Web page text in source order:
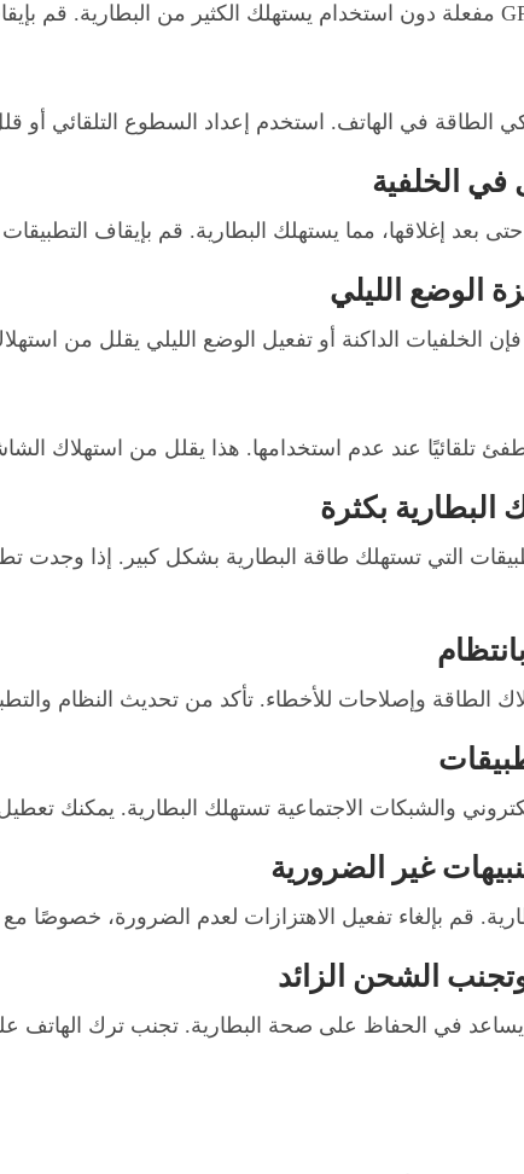
الطاقة في الهاتف. استخدم إعداد السطوع التلقائي أو
بعد إغلاقها، مما يستهلك البطارية. قم بإيقاف
تلقائيًا عند عدم استخدامها. هذا يقلل من استهلاك
التي تستهلك طاقة البطارية بشكل كبير. إذا وجدت
الطاقة وإصلاحات للأخطاء. تأكد من تحديث النظام
والشبكات الاجتماعية تستهلك البطارية. يمكنك
قم بإلغاء تفعيل الاهتزازات لعدم الضرورة، خصوصًا مع
في الحفاظ على صحة البطارية. تجنب ترك الهاتف على